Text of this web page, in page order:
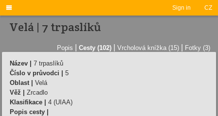
Sign in CZ

Velá | 7 trpaslíků
Popis Cesty (102) Vrcholová knížka (15) Fotky (3)
Název |
7 trpaslíků
Číslo v průvodci |
5
Oblast |
Velá
Věž |
Zrcadlo
Klasifikace |
4 (UIAA)
Popis cesty |